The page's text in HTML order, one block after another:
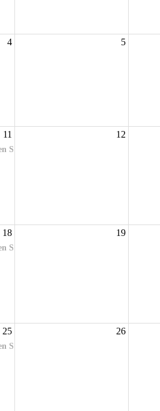
4 5
11
Stadsplein
12
18
Stadsplein
19
25
Stadsplein
26